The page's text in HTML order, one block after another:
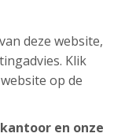
deze website,
Klik
op de
en onze